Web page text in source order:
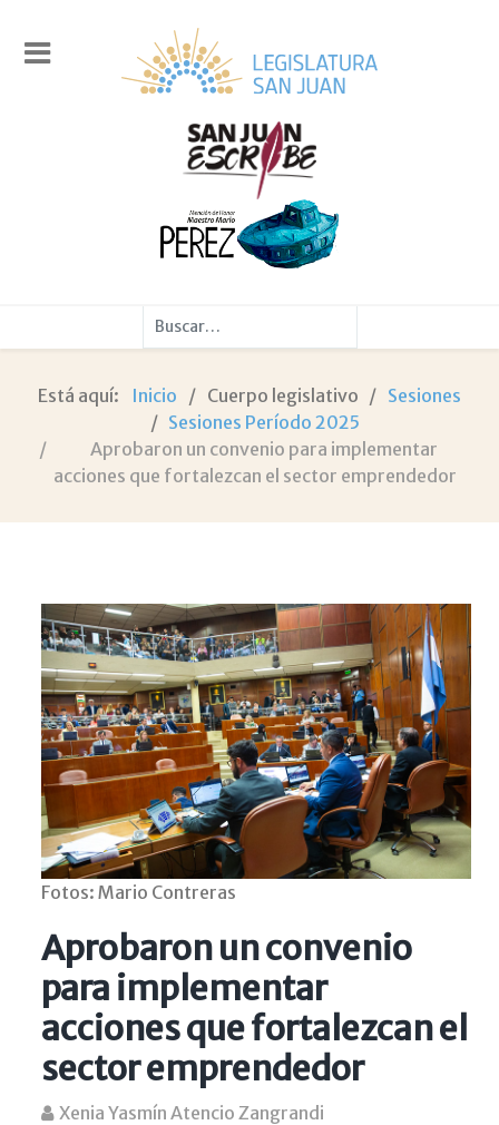
Buscar
Está aquí: Inicio Cuerpo legislativo
Sesiones
Sesiones Período 2025
Aprobaron un convenio para implementar
acciones que fortalezcan el sector emprendedor
Fotos: Mario Contreras
Aprobaron un convenio
para implementar
acciones que fortalezcan el
sector emprendedor
Xenia Yasmín Atencio Zangrandi